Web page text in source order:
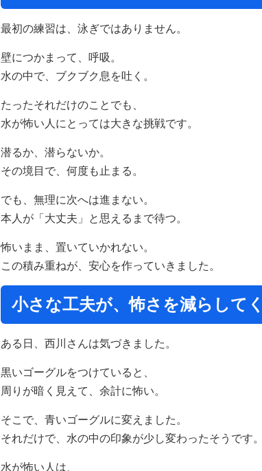
最初の練習は、泳ぎではありません。
壁につかまって、呼吸。
水の中で、ブクブク息を吐く。
たったそれだけのことでも、
水が怖い人にとっては大きな挑戦です。
潜るか、潜らないか。
その境目で、何度も止まる。
でも、無理に次へは進まない。
本人が「大丈夫」と思えるまで待つ。
怖いまま、置いていかれない。
この積み重ねが、安心を作っていきました。
小さな工夫が、怖さを減らして
ある日、西川さんは気づきました。
黒いゴーグルをつけていると、
周りが暗く見えて、余計に怖い。
そこで、青いゴーグルに変えました。
それだけで、水の中の印象が少し変わったそうです。
水が怖い人は、